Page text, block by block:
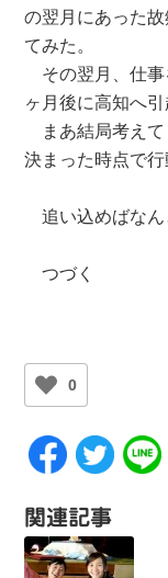
の翌月にあった
てみた。
その翌月、仕事
ヶ月後に高知へ引
まあ結局考えて
決まった時点で行
追い込めばなん
つづく
0
関連記事